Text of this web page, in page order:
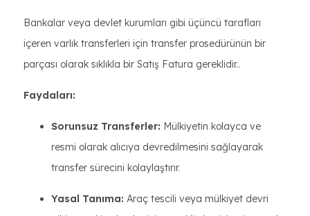
Bankalar veya devlet kurumları gibi üçüncü tarafları
içeren varlık transferleri için transfer prosedürünün bir
parçası olarak sıklıkla bir Satış Fatura gereklidir..
Faydaları:
Sorunsuz Transferler: Mülkiyetin kolayca ve
resmi olarak alıcıya devredilmesini sağlayarak
transfer sürecini kolaylaştırır.
Yasal Tanıma: Araç tescili veya mülkiyet devri